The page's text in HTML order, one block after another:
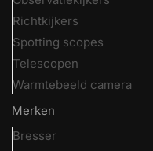
Richtkijkers
Spotting scopes
Telescopen
Warmtebeeld camera
Merken
Bresser